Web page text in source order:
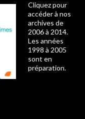
Cliquez pour
accéder à nos
archives de
2006 à 2014.
Les années
1998 à 2005
sont en
préparation.